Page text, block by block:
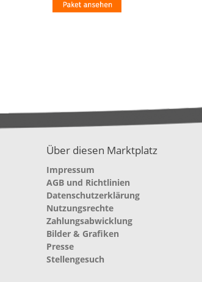
Über diesen Marktplatz
Impressum
AGB und Richtlinien
Datenschutzerklärung
Nutzungsrechte
Zahlungsabwicklung
Bilder & Grafiken
Presse
Stellengesuch